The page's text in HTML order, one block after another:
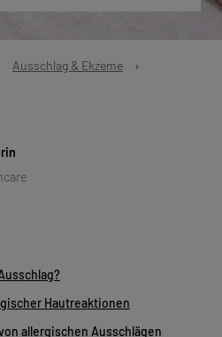
Ausschlag & Ekzeme
›
Hautreaktionen
allergischen Ausschlägen